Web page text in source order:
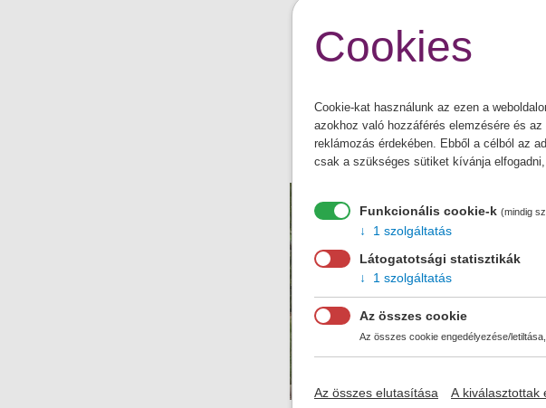
Cookies
Cookie-kat használunk az ezen a
azokhoz való hozzáférés elemzésére és
reklámozás érdekében. Ebből a célból az
csak a szükséges sütiket kívánja
Funkcionális cookie-k (mindig
1 szolgáltatás
Látogatotsági statisztikák
1 szolgáltatás
Az összes cookie
Az összes cookie engedélyezése/
Az összes elutasítása A kiválasztottak